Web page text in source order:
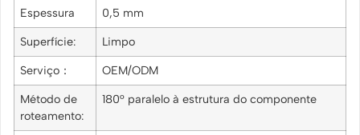
Espessura
0,5 mm
Superfície:
Limpo
Serviço：
OEM/ODM
Método de
roteamento:
180° paralelo à estrutura do componente